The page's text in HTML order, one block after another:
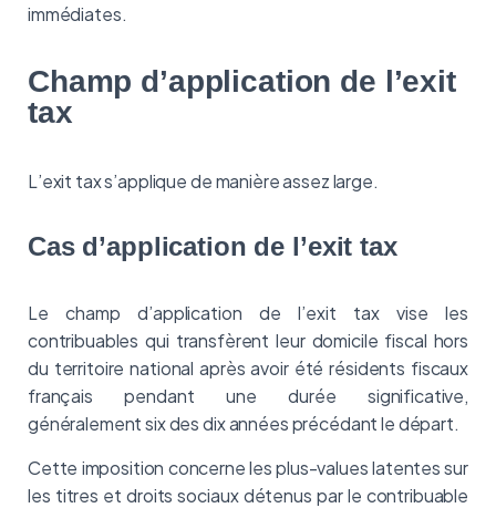
immédiates.
Champ d’application de l’exit
tax
L’exit tax s’applique de manière assez large.
Cas d’application de l’exit tax
Le champ d’application de l’exit tax vise les
contribuables qui transfèrent leur domicile fiscal hors
du territoire national après avoir été résidents fiscaux
français pendant une durée significative,
généralement six des dix années précédant le départ.
Cette imposition concerne les plus-values latentes sur
les titres et droits sociaux détenus par le contribuable